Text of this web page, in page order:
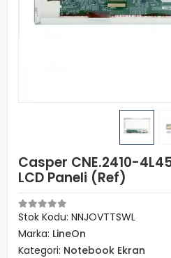
Casper CNE.2410-
LCD Paneli (Ref)
Stok Kodu: NNJOVTTSWL
Marka: LineOn
Kategori: Notebook Ekran